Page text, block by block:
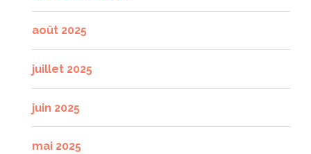
août 2025
juillet 2025
juin 2025
mai 2025